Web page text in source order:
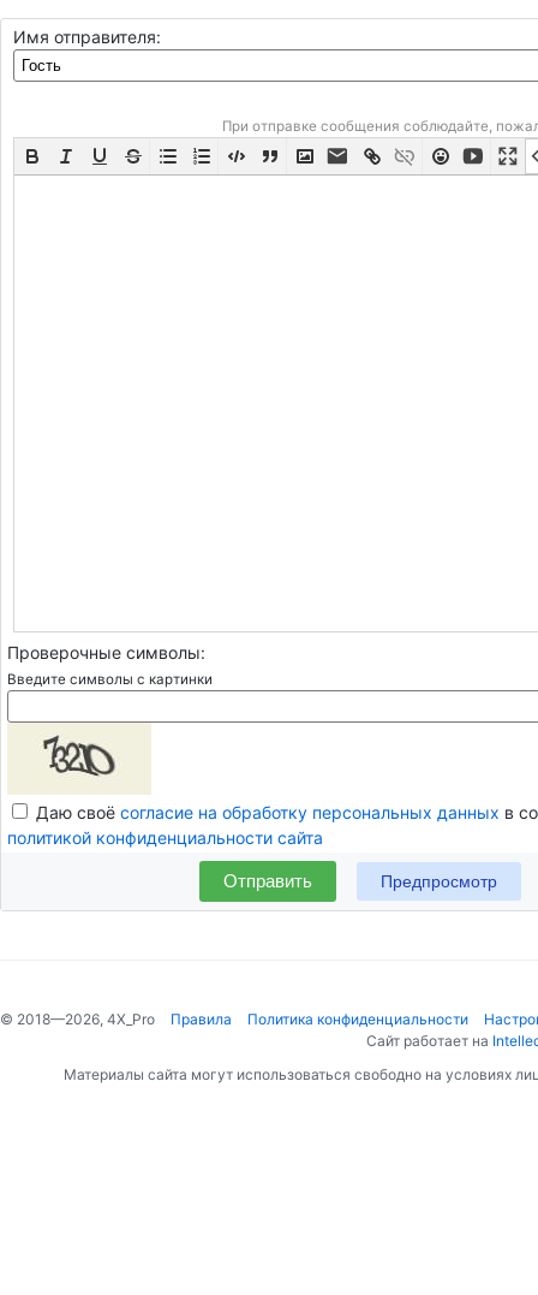
Имя отправителя:
При отправке сообщения соблюдайте,
Проверочные символы:
Введите символы с картинки
Даю своё согласие на обработку персональных данных в
политикой конфиденциальности сайта
Отправить
© 2018—2026, 4X_Pro Правила Политика конфиденциальности
Сайт работает на
Материалы сайта могут использоваться свободно на условиях